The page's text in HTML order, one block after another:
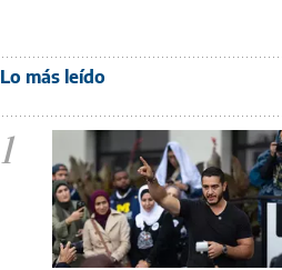
Lo más leído
1